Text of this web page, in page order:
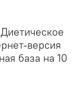
версия
база на 10